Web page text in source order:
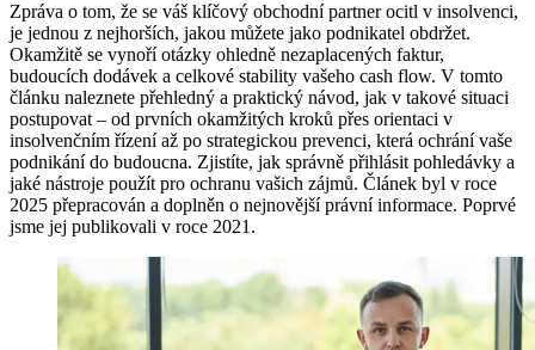
Zpráva o tom, že se váš klíčový obchodní partner ocitl v insolvenci,
je jednou z nejhorších, jakou můžete jako podnikatel obdržet.
Okamžitě se vynoří otázky ohledně nezaplacených faktur,
budoucích dodávek a celkové stability vašeho cash flow. V tomto
článku naleznete přehledný a praktický návod, jak v takové situaci
postupovat – od prvních okamžitých kroků přes orientaci v
insolvenčním řízení až po strategickou prevenci, která ochrání vaše
podnikání do budoucna. Zjistíte, jak správně přihlásit pohledávky a
jaké nástroje použít pro ochranu vašich zájmů. Článek byl v roce
2025 přepracován a doplněn o nejnovější právní informace. Poprvé
jsme jej publikovali v roce 2021.